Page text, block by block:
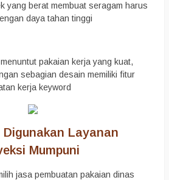
yang berat membuat seragam harus
daya tahan tinggi
pakaian kerja yang kuat,
sebagian desain memiliki fitur
kerja keyword
Layanan
Mumpuni
jasa pembuatan pakaian dinas